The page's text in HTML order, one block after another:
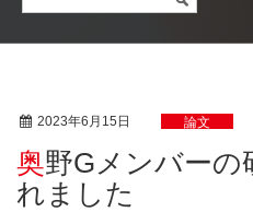
2023年6月15日 論文
奥野Gメンバーの研究論文が発表さ
れました